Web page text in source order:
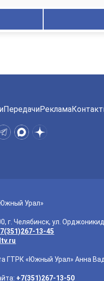
ПередачиРеклама
Урал»
г. Челябинск, ул.
13-45
ГТРК «Южный Урал» Анна
+7(351)267-13-50